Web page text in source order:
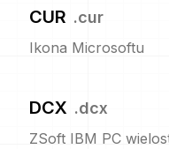
CUR .cur
Ikona Microsoftu
DCX .dcx
ZSoft IBM PC